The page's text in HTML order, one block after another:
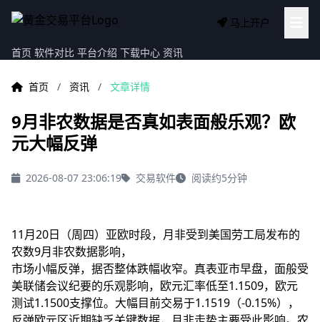
马上开户
首页 软件对比 平台介绍 下载中心 资讯
首页 / 资讯 / 文章详情
9月非农数据是否真如表面般乐观？欧
元大幅反弹
2026-08-07 23:06:19 交易软件 阅读约5分钟
11月20日（周四）亚欧时段，月非受到美国劳工局发布的
农数9月非农数据影响，
市场小幅反弹，据否整体跌幅收窄。真表亚市早盘，面般受
美联储会议纪要的乐观影响，欧元汇率低至1.1509，欧元
测试1.1500支撑位。大幅目前交易于1.1519（-0.15%），